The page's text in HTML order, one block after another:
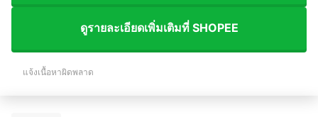
ดูรายละเอียดเพิ่มเติมที่ SHOPEE
แจ้งเนื้อหาผิดพลาด